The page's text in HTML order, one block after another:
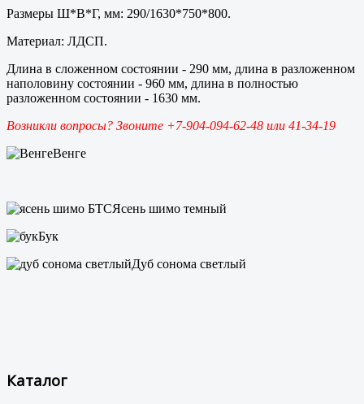
Размеры Ш*В*Г, мм: 290/1630*750*800.
Материал: ЛДСП.
Длина в сложенном состоянии - 290 мм, длина в разложенном
наполовину состоянии - 960 мм, длина в полностью
разложенном состоянии - 1630 мм.
Возникли вопросы? Звоните +7-904-094-62-48 или 41-34-19
Венге
Ясень шимо темный
Бук
Дуб сонома светлый
Каталог